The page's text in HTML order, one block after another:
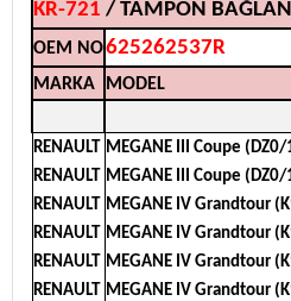
KR-721 / TAMPON
OEM NO625262537R
MARKA MODEL
RENAULT MEGANE III Coupe (DZ0/
RENAULT MEGANE III Coupe (DZ0/
RENAULT MEGANE IV Grandtour
RENAULT MEGANE IV Grandtour
RENAULT MEGANE IV Grandtour
RENAULT MEGANE IV Grandtour